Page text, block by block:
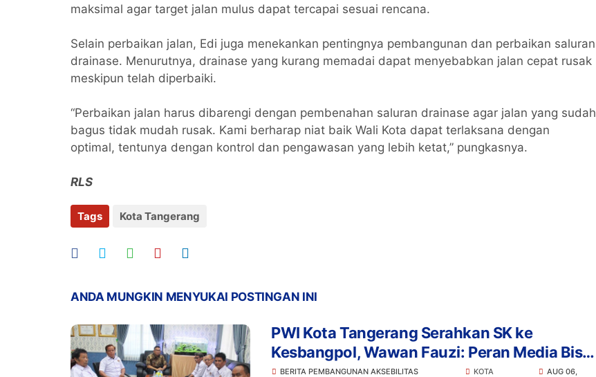
maksimal agar target jalan mulus dapat tercapai sesuai rencana.
Selain perbaikan jalan, Edi juga menekankan pentingnya pembangunan dan perbaikan saluran
drainase. Menurutnya, drainase yang kurang memadai dapat menyebabkan jalan cepat rusak
meskipun telah diperbaiki.
“Perbaikan jalan harus dibarengi dengan pembenahan saluran drainase agar jalan yang sudah
bagus tidak mudah rusak. Kami berharap niat baik Wali Kota dapat terlaksana dengan
optimal, tentunya dengan kontrol dan pengawasan yang lebih ketat,” pungkasnya.
RLS
Tags Kota Tangerang
ANDA MUNGKIN MENYUKAI POSTINGAN INI
PWI Kota Tangerang Serahkan SK ke
Kesbangpol, Wawan Fauzi: Peran Media Bisa
Berdampak Besar hingga Fatal
BERITA PEMBANGUNAN AKSEBILITAS
KOTA
AUG 06,